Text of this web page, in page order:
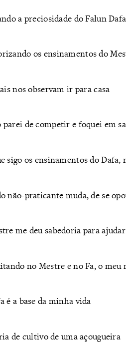
a preciosidade do Falun
os ensinamentos do
nos observam ir para casa
de competir e foquei em
sigo os ensinamentos do Dafa,
não-praticante muda, de se
me deu sabedoria para
no Mestre e no Fa, o
é a base da minha vida
de cultivo de uma açougueira